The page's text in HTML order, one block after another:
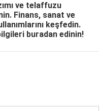
ve telaffuzu
Finans, sanat ve
keşfedin.
buradan edinin!